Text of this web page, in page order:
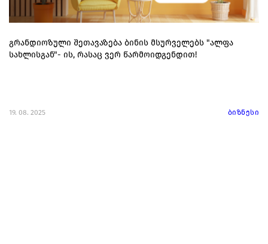
გრანდიოზული შეთავაზება ბინის მსურველებს "ალფა
სახლისგან"- ის, რასაც ვერ წარმოიდგენდით!
19. 08. 2025 ბიზნესი